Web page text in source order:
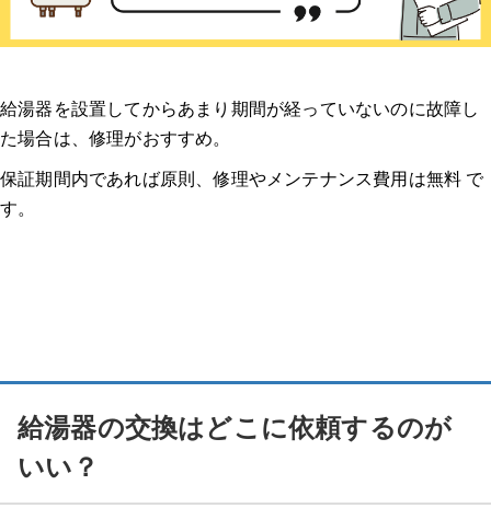
給湯器を設置してからあまり期間が経っていないのに故障し
た場合は、修理がおすすめ。
保証期間内であれば原則、修理やメンテナンス費用は無料 で
す。
給湯器の交換はどこに依頼するのが
いい？